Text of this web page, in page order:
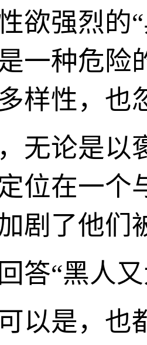
欲强烈的
一种危险
样性，也
无论是以
位在一个
剧了他们
答“黑人
以是，也